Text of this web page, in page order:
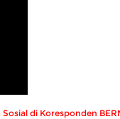
di Koresponden